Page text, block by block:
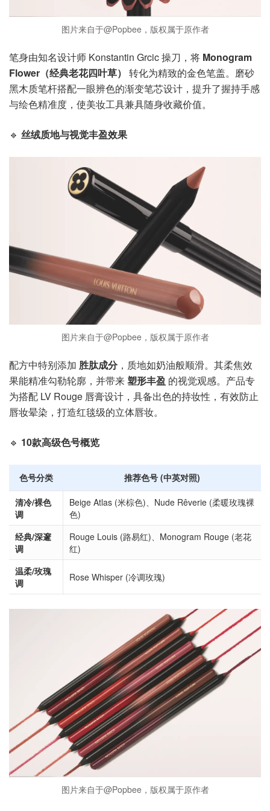
图片来自于@Popbee，版权属于原作者
笔身由知名设计师 Konstantin Grcic 操刀，将 Monogram
Flower（经典老花四叶草） 转化为精致的金色笔盖。磨砂
黑木质笔杆搭配一眼辨色的渐变笔芯设计，提升了握持手感
与绘色精准度，使美妆工具兼具随身收藏价值。
🔹 丝绒质地与视觉丰盈效果
图片来自于@Popbee，版权属于原作者
配方中特别添加 胜肽成分，质地如奶油般顺滑。其柔焦效
果能精准勾勒轮廓，并带来塑形丰盈 的视觉观感。产品专
为搭配 LV Rouge 唇膏设计，具备出色的持妆性，有效防止
唇妆晕染，打造红毯级的立体唇妆。
🔹 10款高级色号概览
色号分类 推荐色号 (中英对照)
清冷/裸色
调
Beige Atlas (米棕色)、Nude Rêverie (柔暖玫瑰裸
色)
经典/深邃
调
Rouge Louis (路易红)、Monogram Rouge (老花
红)
温柔/玫瑰
调
Rose Whisper (冷调玫瑰)
图片来自于@Popbee，版权属于原作者